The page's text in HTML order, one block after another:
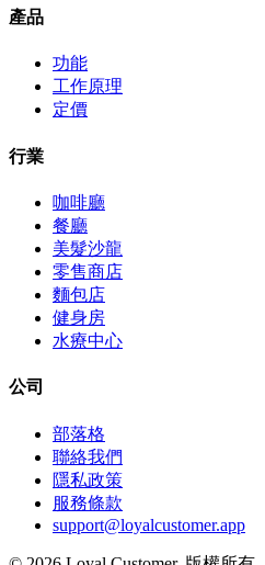
產品
功能
工作原理
定價
行業
咖啡廳
餐廳
美髮沙龍
零售商店
麵包店
健身房
水療中心
公司
部落格
聯絡我們
隱私政策
服務條款
support@loyalcustomer.app